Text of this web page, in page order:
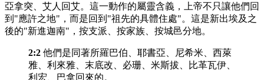
亞拿突、艾人回艾。這一動作的屬靈含義，上帝不只讓他們回
到"應許之地"，而是回到"祖先的具體住處"。這是新出埃及之
後的"新進迦南"，按支派、按家族、按城邑分地。
2:2 他們是同著所羅巴伯、耶書亞、尼希米、西萊
雅、利來雅、末底改、必珊、米斯拔、比革瓦伊、
利宏、巴拿回來的。